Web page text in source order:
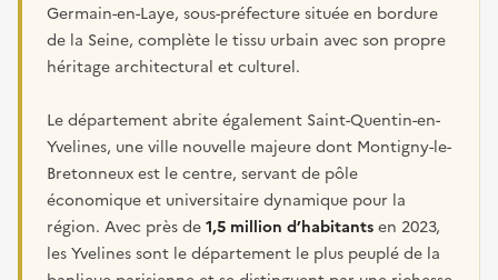
Germain-en-Laye, sous-préfecture située en bordure
de la Seine, complète le tissu urbain avec son propre
héritage architectural et culturel.
Le département abrite également Saint-Quentin-en-
Yvelines, une ville nouvelle majeure dont Montigny-le-
Bretonneux est le centre, servant de pôle
économique et universitaire dynamique pour la
région. Avec près de1,5 million d’habitantsen 2023,
les Yvelines sont le département le plus peuplé de la